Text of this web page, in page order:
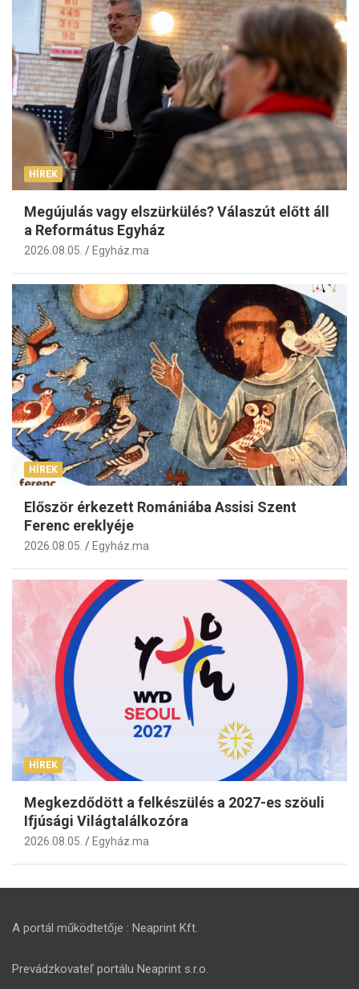
HÍREK
Megújulás vagy elszürkülés? Válaszút előtt áll
a Református Egyház
2026.08.05. Egyház.ma
HÍREK
Először érkezett Romániába Assisi Szent
Ferenc ereklyéje
2026.08.05. Egyház.ma
HÍREK
Megkezdődött a felkészülés a 2027-es szöuli
Ifjúsági Világtalálkozóra
2026.08.05. Egyház.ma
A portál működtetője : Neaprint Kft.
Prevádzkovateľ portálu Neaprint s.r.o.